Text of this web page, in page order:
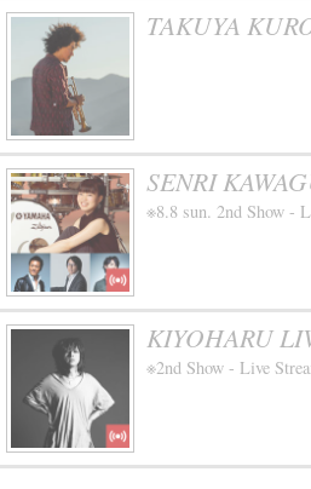
TAKUYA
SENRI
※8.8 sun. 2nd Show -
KIYOHARU
※2nd Show - Live